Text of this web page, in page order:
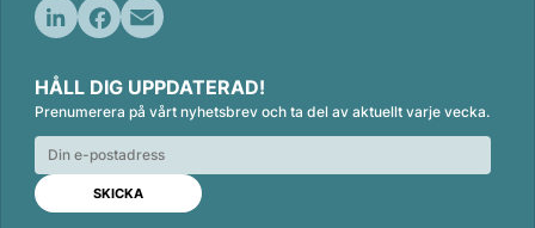
n
k
e
d
n
c
e
b
o
o
k
a
i
l
HÅLL DIG UPPDATERAD!
Prenumerera på vårt nyhetsbrev och ta del av aktuellt varje vecka.